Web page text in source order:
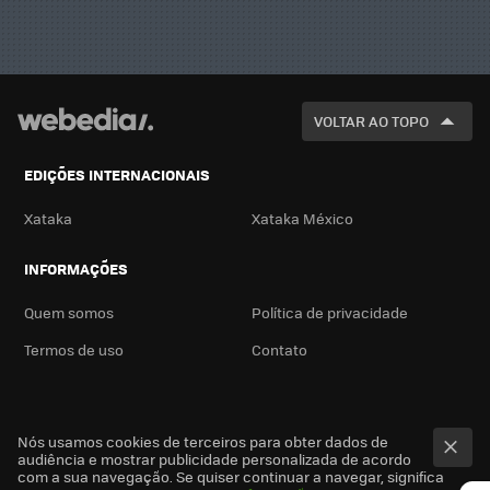
VOLTAR AO TOPO
EDIÇÕES INTERNACIONAIS
Xataka Xataka México
INFORMAÇÕES
Quem somos
Política de privacidade
Termos de uso
Contato
Nós usamos cookies de terceiros para obter dados de
audiência e mostrar publicidade personalizada de acordo
com a sua navegação. Se quiser continuar a navegar, significa